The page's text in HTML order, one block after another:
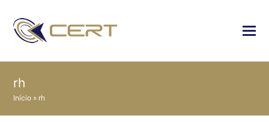
rh
Início » rh